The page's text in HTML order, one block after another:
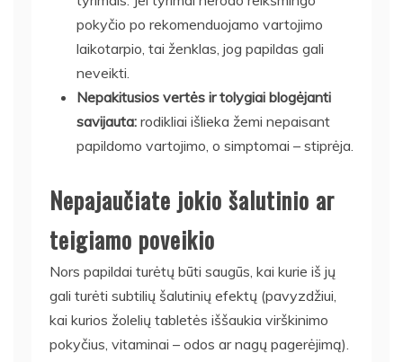
pokyčio po rekomenduojamo vartojimo
laikotarpio, tai ženklas, jog papildas gali
neveikti.
Nepakitusios vertės ir tolygiai blogėjanti
savijauta: rodikliai išlieka žemi nepaisant
papildomo vartojimo, o simptomai – stiprėja.
Nepajaučiate jokio šalutinio ar
teigiamo poveikio
Nors papildai turėtų būti saugūs, kai kurie iš jų
gali turėti subtilių šalutinių efektų (pavyzdžiui,
kai kurios žolelių tabletės iššaukia virškinimo
pokyčius, vitaminai – odos ar nagų pagerėjimą).